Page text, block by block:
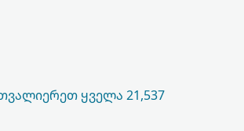
ᲧᲕᲔᲚᲐ 21,537